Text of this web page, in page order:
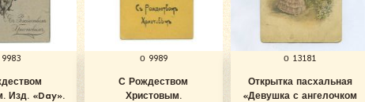
Изд. «Day».
о 9989
С Рождеством
Христовым.
о 13181
Открытка пасхальная
«Девушка с ангелочком